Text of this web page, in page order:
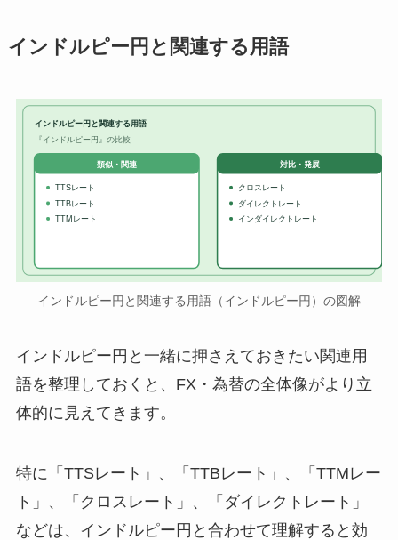
インドルピー円と関連する用語
インドルピー円と関連する用語
『インドルピー円』の比較
類似・関連
TTSレート
TTBレート
TTMレート
対比・発展
クロスレート
ダイレクトレート
インダイレクトレート
インドルピー円と関連する用語（インドルピー円）の図解
インドルピー円と一緒に押さえておきたい関連用
語を整理しておくと、FX・為替の全体像がより立
体的に見えてきます。
特に「TTSレート」、「TTBレート」、「TTMレー
ト」、「クロスレート」、「ダイレクトレート」
などは、インドルピー円と合わせて理解すると効